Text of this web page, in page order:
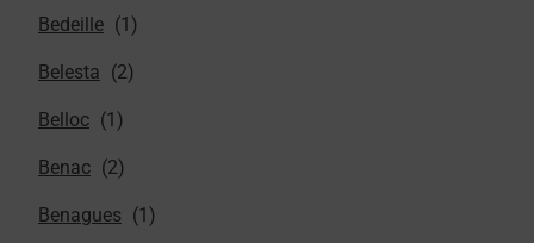
Bedeille
Belesta
Belloc
Benac
Benagues